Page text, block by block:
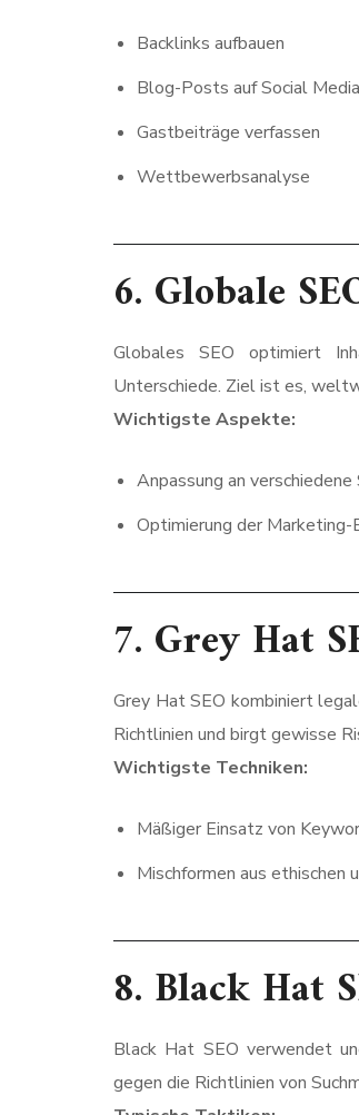
Backlinks aufbauen
Blog-Posts auf Social
Gastbeiträge verfassen
Wettbewerbsanalyse
6. Globale
Globales SEO optimiert
Unterschiede. Ziel ist es,
Wichtigste Aspekte:
Anpassung an
Optimierung der
7. Grey Hat
Grey Hat SEO kombiniert
Richtlinien und birgt gewisse
Wichtigste Techniken:
Mäßiger Einsatz von
Mischformen aus ethischen
8. Black Hat
Black Hat SEO verwendet
gegen die Richtlinien von